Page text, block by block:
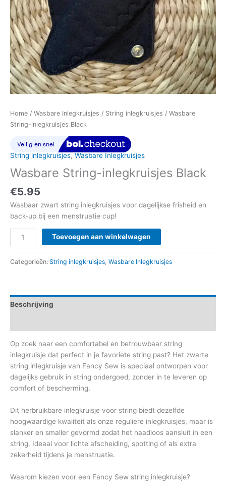
Home / Wasbare Inlegkruisjes / String inlegkruisjes / Wasbare
String-inlegkruisjes Black
String inlegkruisjes, Wasbare Inlegkruisjes
Wasbare String-inlegkruisjes Black
€5.95
Wasbaar zwart string inlegkruisjes voor dagelijkse frisheid en
back-up bij een menstruatie cup!
Toevoegen aan winkelwagen
Categorieën: String inlegkruisjes, Wasbare Inlegkruisjes
Beschrijving
Op zoek naar een comfortabel en betrouwbaar string
inlegkruisje dat perfect in je favoriete string past? Het zwarte
string inlegkruisje van Fancy Sew is speciaal ontworpen voor
dagelijks gebruik in string ondergoed, zonder in te leveren op
comfort of bescherming.
Dit herbruikbare inlegkruisje voor string biedt dezelfde
hoogwaardige kwaliteit als onze reguliere inlegkruisjes, maar is
slanker en smaller gevormd zodat het naadloos aansluit in een
string. Ideaal voor lichte afscheiding, spotting of als extra
zekerheid tijdens je menstruatie.
Waarom kiezen voor een Fancy Sew string inlegkruisje?